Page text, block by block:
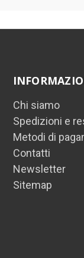
Chi siamo
Spedizioni e
Metodi di
Contatti
Newsletter
Sitemap